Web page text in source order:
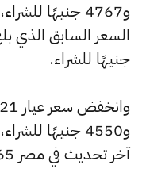
جنيهًا للشراء.
آخر تحديث في مصر 365.